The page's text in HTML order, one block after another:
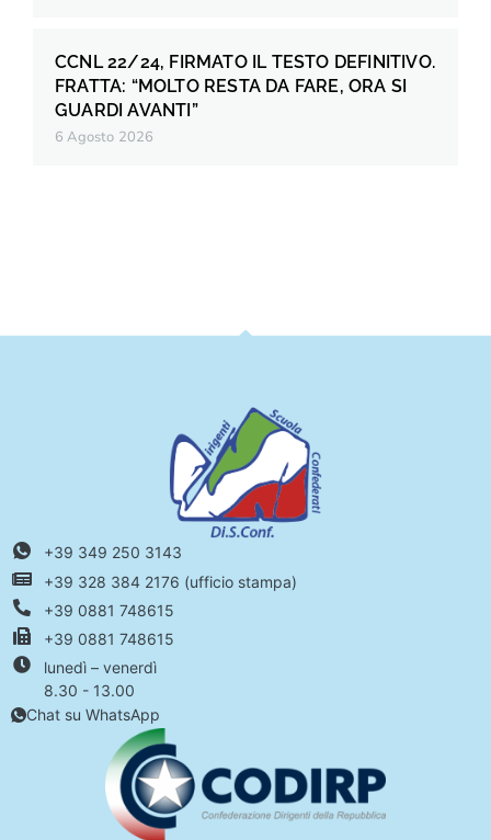
CCNL 22/24, FIRMATO IL TESTO DEFINITIVO.
FRATTA: “MOLTO RESTA DA FARE, ORA SI
GUARDI AVANTI”
6 Agosto 2026
+39 349 250 3143
+39 328 384 2176 (ufficio stampa)
+39 0881 748615
+39 0881 748615
lunedì – venerdì
8.30 - 13.00
Chat su WhatsApp